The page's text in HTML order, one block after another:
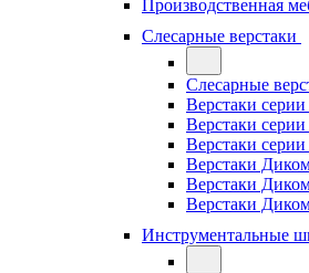
Производственная
Слесарные верстаки
Слесарные
Верстаки
Верстаки
Верстаки
Верстаки
Верстаки
Верстаки
Инструментальные